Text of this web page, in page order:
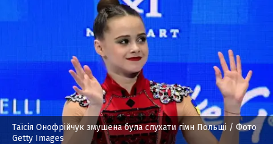
Таїсія Онофрійчук змушена була слухати гімн Польщі / Фото
Getty Images